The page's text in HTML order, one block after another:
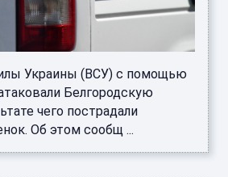
Украины (ВСУ) с помощью
Белгородскую
чего пострадали
Об этом сообщ ...